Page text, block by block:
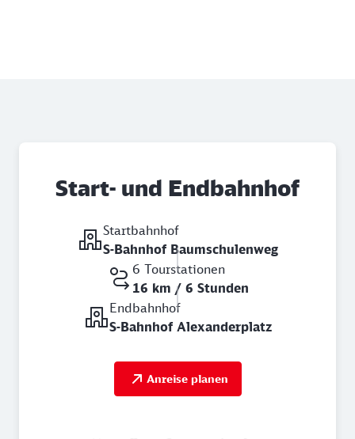
Start- und Endbahnhof
Startbahnhof
S-Bahnhof Baumschulenweg
6 Tourstationen
16 km / 6 Stunden
Endbahnhof
S-Bahnhof Alexanderplatz
Anreise planen